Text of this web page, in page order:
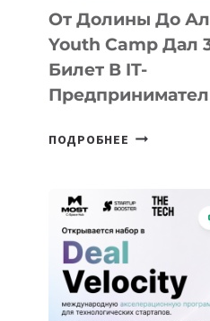
От Долины До
Youth Camp Дал
Билет В IT-
ПОДРОБНЕЕ ОТ
АЛМАТЫ:
КАК
AI
YOUTH
CAMP
ДАЛ